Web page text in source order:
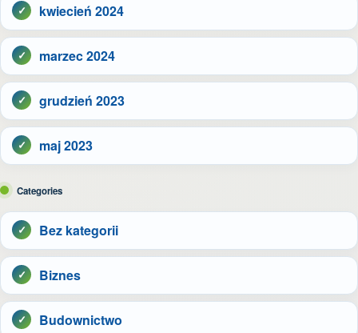
kwiecień 2024
marzec 2024
grudzień 2023
maj 2023
Categories
Bez kategorii
Biznes
Budownictwo